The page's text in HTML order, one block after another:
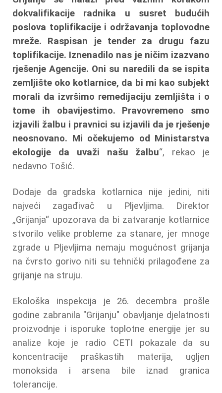
dokvalifikacije radnika u susret budućih
poslova toplifikacije i održavanja toplovodne
mreže. Raspisan je tender za drugu fazu
toplifikacije. Iznenadilo nas je ničim izazvano
rješenje Agencije. Oni su naredili da se ispita
zemljište oko kotlarnice, da bi mi kao subjekt
morali da izvršimo remedijaciju zemljišta i o
tome ih obavijestimo. Pravovremeno smo
izjavili žalbu i pravnici su izjavili da je rješenje
neosnovano. Mi očekujemo od Ministarstva
ekologije da uvaži našu žalbu“, rekao je
nedavno Tošić.
Dodaje da gradska kotlarnica nije jedini, niti
najveći zagađivač u Pljevljima. Direktor
„Grijanja“ upozorava da bi zatvaranje kotlarnice
stvorilo velike probleme za stanare, jer mnoge
zgrade u Pljevljima nemaju mogućnost grijanja
na čvrsto gorivo niti su tehnički prilagođene za
grijanje na struju.
Ekološka inspekcija je 26. decembra prošle
godine zabranila "Grijanju" obavljanje djelatnosti
proizvodnje i isporuke toplotne energije jer su
analize koje je radio CETI pokazale da su
koncentracije praškastih materija, ugljen
monoksida i arsena bile iznad granica
tolerancije.